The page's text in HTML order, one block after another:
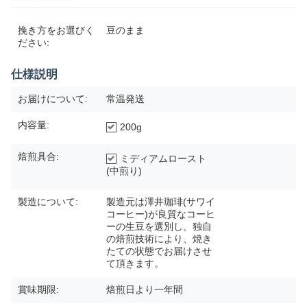
挽き方をお選びく
ださい:
豆のまま
仕様説明
お届けについて: 常温発送
内容量: 200g
焙煎具合:
ミディアムロースト
(中煎り)
製造について:
製造元は澤井珈琲(サワイ
コーヒー)が良質なコーヒ
ーの生豆を選別し、独自
の焙煎技術により、焼き
たての状態でお届けさせ
て頂きます。
賞味期限: 焙煎日より一年間